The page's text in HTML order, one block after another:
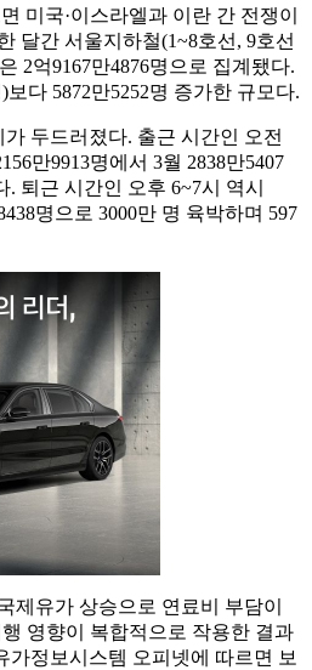
미국·이스라엘과 이란 간 전쟁이
달간 서울지하철(1~8호선, 9호선
2억9167만4876명으로 집계됐다.
보다 5872만5252명 증가한 규모다.
두드러졌다. 출근 시간인 오전
만9913명에서 3월 2838만5407
. 퇴근 시간인 오후 6~7시 역시
명으로 3000만 명 육박하며 597
제유가 상승으로 연료비 부담이
영향이 복합적으로 작용한 결과
가정보시스템 오피넷에 따르면 보